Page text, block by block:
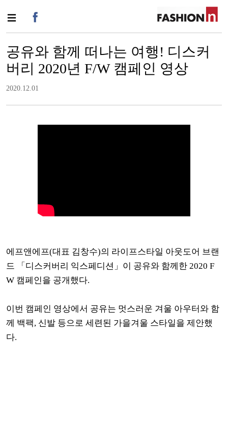
공유와 함께 떠나는 여행! 디스커
버리 2020년 F/W 캠페인 영상
2020.12.01
에프앤에프(대표 김창수)의 라이프스타일 아웃도어 브랜
드 「디스커버리 익스페디션」이 공유와 함께한 2020 F
W 캠페인을 공개했다.
이번 캠페인 영상에서 공유는 멋스러운 겨울 아우터와 함
께 백팩, 신발 등으로 세련된 가을겨울 스타일을 제안했
다.